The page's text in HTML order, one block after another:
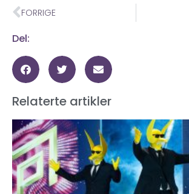
FORRIGE
Del:
Relaterte artikler